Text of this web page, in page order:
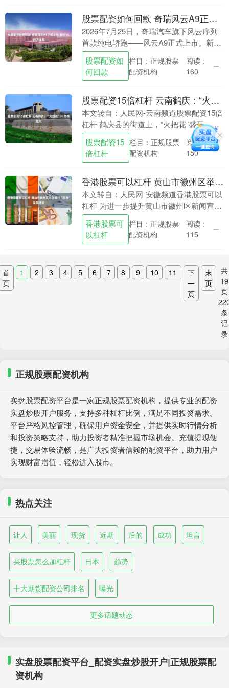
股票配资如何回款 奇瑞风云A9正式上市 售价10.99万元起
2026年7月25日，奇瑞汽车旗下风云序列
首款纯电轿跑——风云A9正式上市。新车
共推出3款配置车型，官方指导价为10.99
万至12.99万元，叠加限时置换补贴后....
股票配资如
何回款
栏目：正规股票
配资机构
阅读：
160
股票配资15倍杠杆 云南鹤庆：“火把花”开 热情如火
本文转自：人民网-云南频道股票配资15倍
杠杆 鹤庆县的街道上，“火把花”盛开。吴
金勇摄 人民网鹤庆7月24日电 大暑时节，
云南省大理白族自治州鹤庆县的街头，被
当....
股票配资15
倍杠杆
栏目：正规股票
配资机构
阅读：
150
香港股票可以杠杆 黄山市徽州区举办践行“四力”采风活动
本文转自：人民网-安徽频道香港股票可以
杠杆 为进一步提升黄山市徽州区新闻宣传
质量，7月22日—24日，徽州区举办践行
“四力”采风活动，来自各乡镇、区直重点
单位的....
香港股票可
以杠杆
栏目：正规股票
配资机构
阅读：
115
首
页
1 2 3 4 5 6 7 8 9 10 11
下
一
页
末
页
共
19
页
条
记
录
正规股票配资机构
实盘股票配资平台是一家正规股票配资机构，提供专业的配资
实盘炒股开户服务，支持多种杠杆比例，满足不同投资需求。
平台严格风控管理，确保用户资金安全，并提供实时行情分析
和投资策略支持，助力投资者精准把握市场机会。充值提现便
捷，交易体验流畅，是广大投资者信赖的配资平台，助力用户
实现财富增值，轻松进入股市。
热点关注
让人 美丽 现货 近期 后的 成功 坦言
买股票怎么加杠杆 日本 趋势
十大期货配资公司排名 曝光
更多话题动态
实盘股票配资平台_配资实盘炒股开户|正规股票配
资机构